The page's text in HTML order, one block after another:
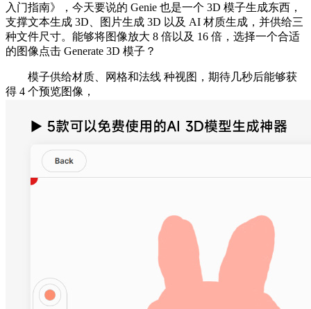
入门指南》，今天要说的 Genie 也是一个 3D 模子生成东西，
支撑文本生成 3D、图片生成 3D 以及 AI 材质生成，并供给三
种文件尺寸。能够将图像放大 8 倍以及 16 倍，选择一个合适
的图像点击 Generate 3D 模子？
模子供给材质、网格和法线 种视图，期待几秒后能够获
得 4 个预览图像，